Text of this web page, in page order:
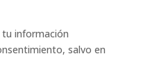
información
salvo en